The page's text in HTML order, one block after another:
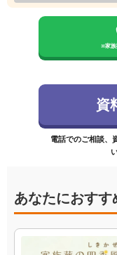
※家
資
電話でのご相談、
あなたにおす